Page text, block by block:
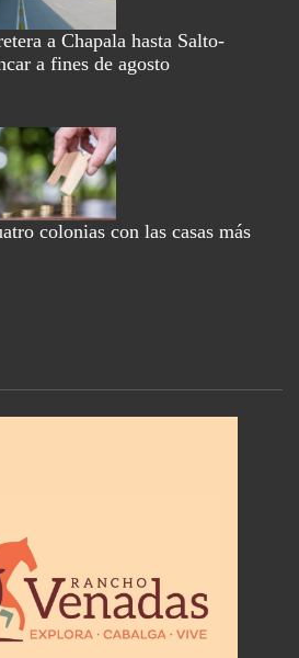
a Chapala hasta Salto-
a fines de agosto
colonias con las casas más